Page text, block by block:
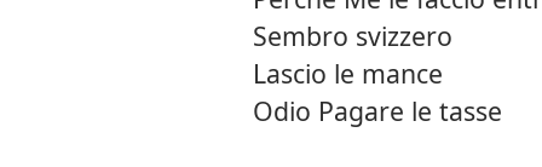
Sembro svizzero
Lascio le mance
Odio Pagare le tasse